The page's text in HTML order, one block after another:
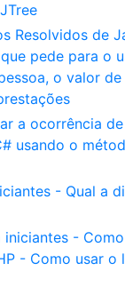
Resolvidos de
pede para o
o valor
a ocorrência
usando o
- Qual a
iniciantes -
- Como usar o